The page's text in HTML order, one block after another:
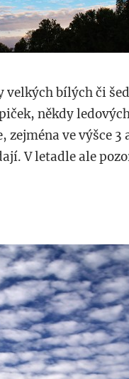
velkých bílých či
někdy
ve výšce 3
V letadle ale